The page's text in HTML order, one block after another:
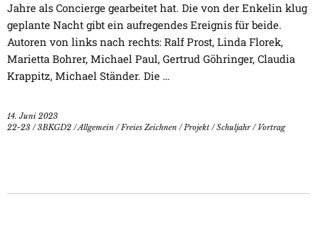
Jahre als Concierge gearbeitet hat. Die von der Enkelin klug
geplante Nacht gibt ein aufregendes Ereignis für beide.
Autoren von links nach rechts: Ralf Prost, Linda Florek,
Marietta Bohrer, Michael Paul, Gertrud Göhringer, Claudia
Krappitz, Michael Ständer. Die …
14. Juni 2023
22-23 /3BKGD2 /Allgemein /Freies Zeichnen /Projekt /Schuljahr/ Vortrag